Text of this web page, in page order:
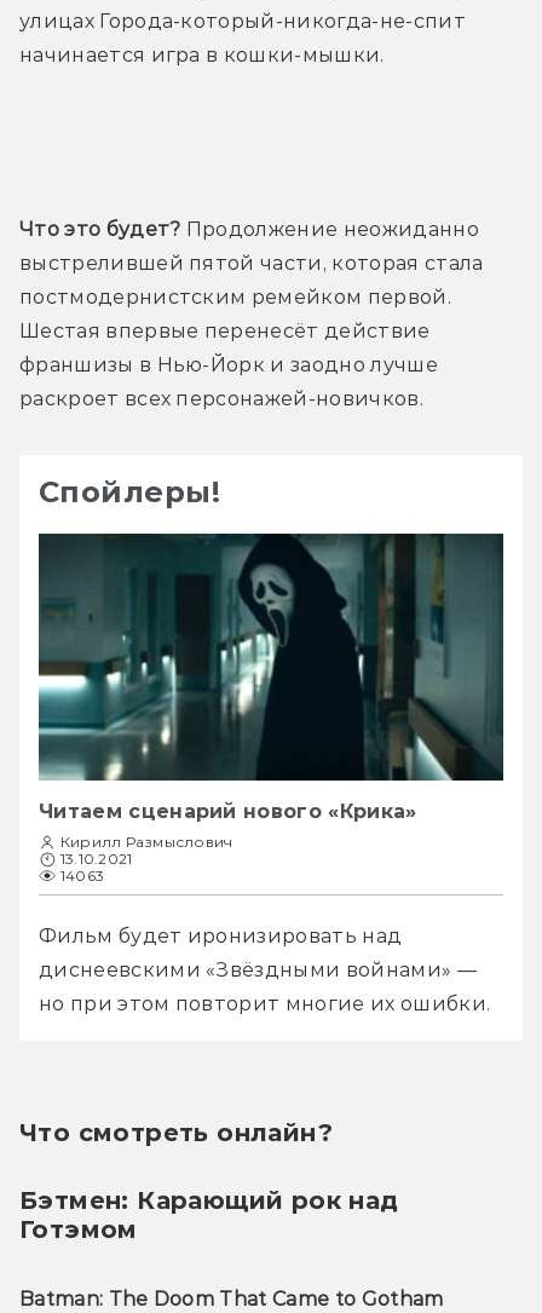
улицах Города-который-никогда-не-спит
начинается игра в кошки-мышки.
Что это будет? Продолжение неожиданно
выстрелившей пятой части, которая стала
постмодернистским ремейком первой.
Шестая впервые перенесёт действие
франшизы в Нью-Йорк и заодно лучше
раскроет всех персонажей-новичков.
Спойлеры!
Читаем сценарий нового «Крика»
Кирилл Размыслович
13.10.2021
14063
Фильм будет иронизировать над
диснеевскими «Звёздными войнами» —
но при этом повторит многие их ошибки.
Что смотреть онлайн?
Бэтмен: Карающий рок над
Готэмом
Batman: The Doom That Came to Gotham